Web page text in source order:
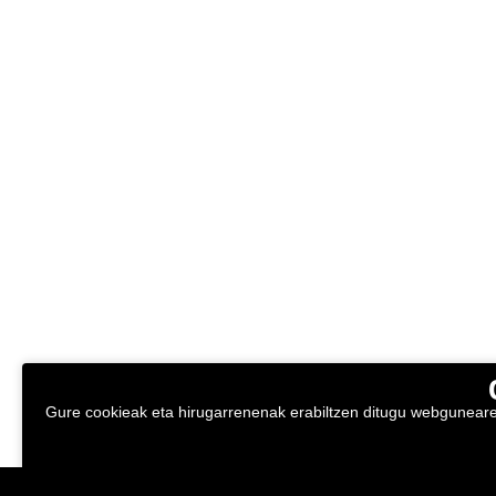
Gure cookieak eta hirugarrenenak erabiltzen ditugu